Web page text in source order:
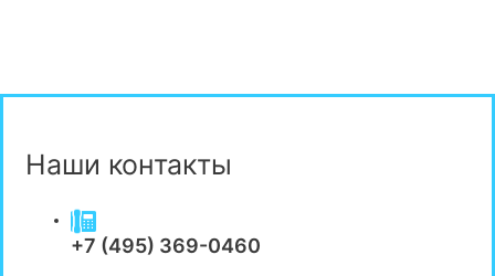
Наши контакты
+7 (495) 369-0460